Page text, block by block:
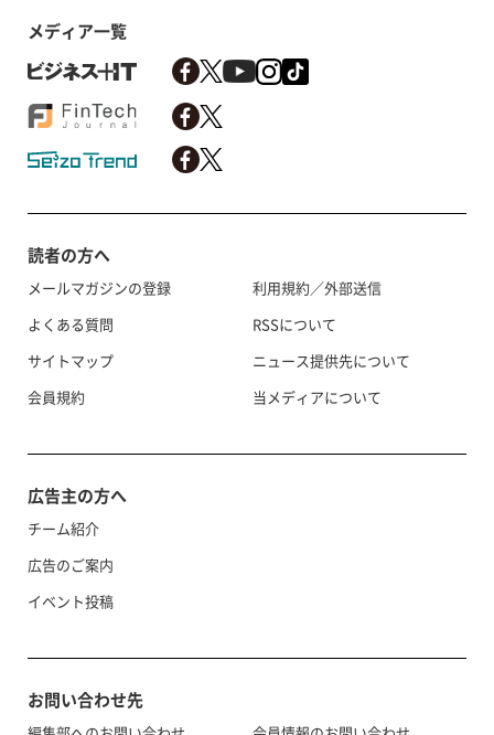
メディア一覧
読者の方へ
メールマガジンの登録
よくある質問
サイトマップ
会員規約
利用規約／外部送信
RSSについて
ニュース提供先について
当メディアについて
広告主の方へ
チーム紹介
広告のご案内
イベント投稿
お問い合わせ先